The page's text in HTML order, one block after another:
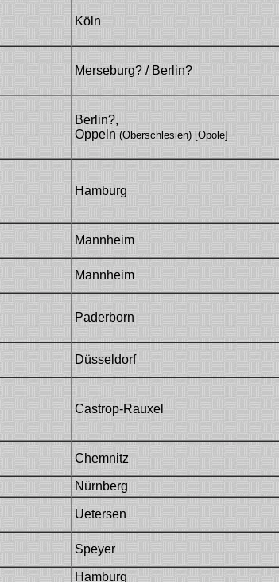
Köln
Merseburg? / Berlin?
Berlin?,
Oppeln (Oberschlesien) [Opole]
Hamburg
Mannheim
Mannheim
Paderborn
Düsseldorf
Castrop-Rauxel
Chemnitz
Nürnberg
Uetersen
Speyer
Hamburg